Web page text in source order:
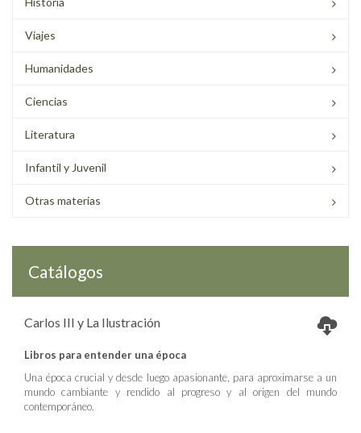
Viajes
Humanidades
Ciencias
Literatura
Infantil y Juvenil
Otras materias
Catálogos
Carlos III y La Ilustración
Libros para entender una época
Una época crucial y desde luego apasionante, para aproximarse a un
mundo cambiante y rendido al progreso y al origen del mundo
contemporáneo.